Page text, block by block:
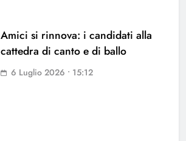
Amici si rinnova: i candidati alla
cattedra di canto e di ballo
6 Luglio 2026 • 15:12